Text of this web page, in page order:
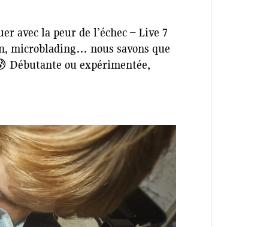
avec la peur de l’échec – Live 7
microblading… nous savons que
Débutante ou expérimentée,